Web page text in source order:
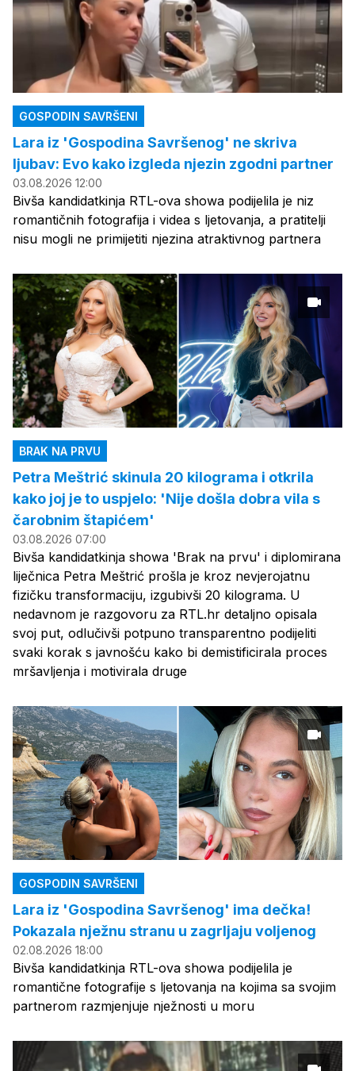
GOSPODIN SAVRŠENI
Lara iz 'Gospodina Savršenog' ne skriva
ljubav: Evo kako izgleda njezin zgodni partner
03.08.2026 12:00
Bivša kandidatkinja RTL-ova showa podijelila je niz
romantičnih fotografija i videa s ljetovanja, a pratitelji
nisu mogli ne primijetiti njezina atraktivnog partnera
BRAK NA PRVU
Petra Meštrić skinula 20 kilograma i otkrila
kako joj je to uspjelo: 'Nije došla dobra vila s
čarobnim štapićem'
03.08.2026 07:00
Bivša kandidatkinja showa 'Brak na prvu' i diplomirana
liječnica Petra Meštrić prošla je kroz nevjerojatnu
fizičku transformaciju, izgubivši 20 kilograma. U
nedavnom je razgovoru za RTL.hr detaljno opisala
svoj put, odlučivši potpuno transparentno podijeliti
svaki korak s javnošću kako bi demistificirala proces
mršavljenja i motivirala druge
GOSPODIN SAVRŠENI
Lara iz 'Gospodina Savršenog' ima dečka!
Pokazala nježnu stranu u zagrljaju voljenog
02.08.2026 18:00
Bivša kandidatkinja RTL-ova showa podijelila je
romantične fotografije s ljetovanja na kojima sa svojim
partnerom razmjenjuje nježnosti u moru